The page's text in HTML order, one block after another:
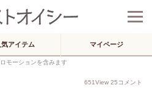
気アイテム マイページ
モーションを含みます
651View 25コメント